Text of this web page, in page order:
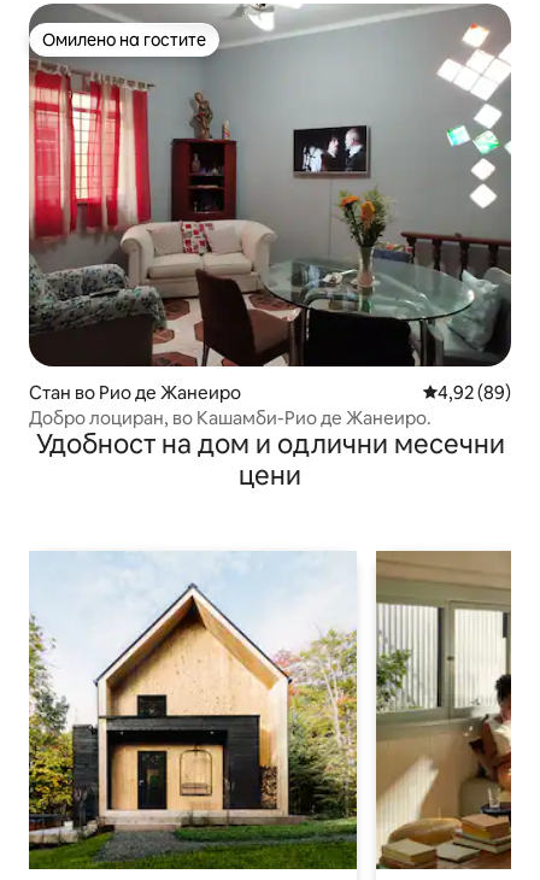
Омилено на гостите
Омилено на гостите
Стан во Рио де Жанеиро Просечна
4,92 (89)
Добро лоциран, во Кашамби-Рио де Жанеиро.
Удобност на дом и одлични месечни
цени